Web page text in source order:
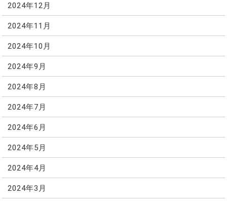
2024年12月
2024年11月
2024年10月
2024年9月
2024年8月
2024年7月
2024年6月
2024年5月
2024年4月
2024年3月